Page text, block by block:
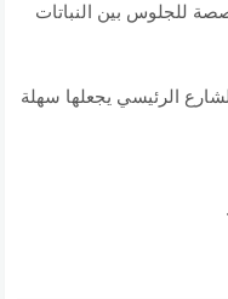
للجلوس بين النباتات
الرئيسي يجعلها سهلة